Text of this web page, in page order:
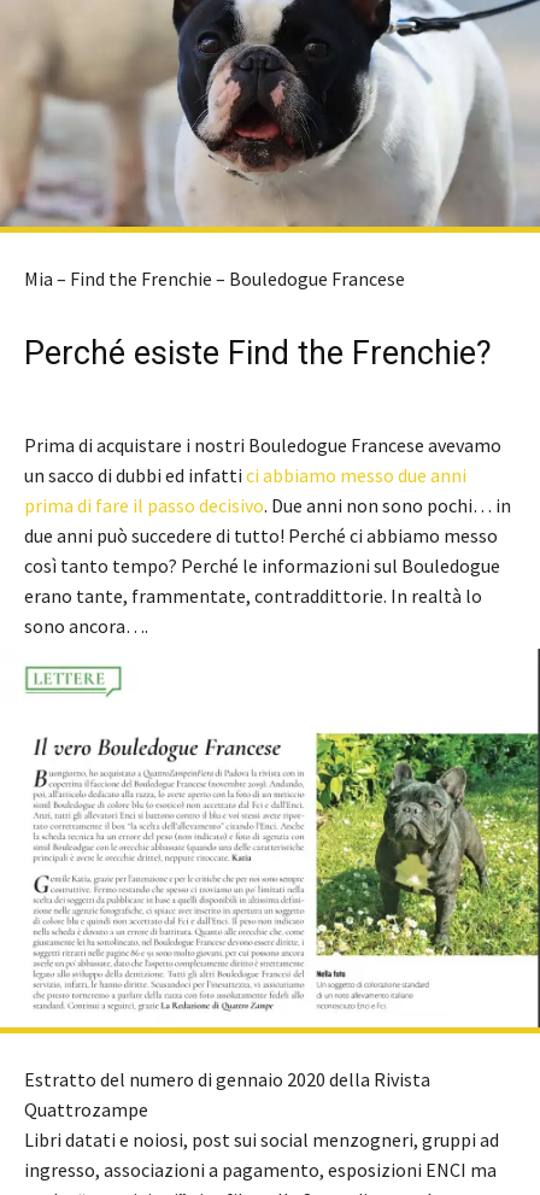
Mia – Find the Frenchie – Bouledogue Francese
Perché esiste Find the Frenchie?
Prima di acquistare i nostri Bouledogue Francese avevamo
un sacco di dubbi ed infatti ci abbiamo messo due anni
prima di fare il passo decisivo. Due anni non sono pochi… in
due anni può succedere di tutto! Perché ci abbiamo messo
così tanto tempo? Perché le informazioni sul Bouledogue
erano tante, frammentate, contraddittorie. In realtà lo
sono ancora….
Estratto del numero di gennaio 2020 della Rivista
Quattrozampe
Libri datati e noiosi, post sui social menzogneri, gruppi ad
ingresso, associazioni a pagamento, esposizioni ENCI ma